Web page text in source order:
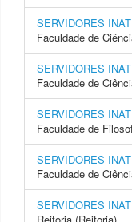
SERVIDORES
Faculdade de
SERVIDORES
Faculdade de
SERVIDORES
Faculdade de
SERVIDORES
Faculdade de
SERVIDORES